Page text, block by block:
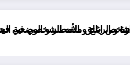
البحر في الولايات الجزائرية اليوم موعد